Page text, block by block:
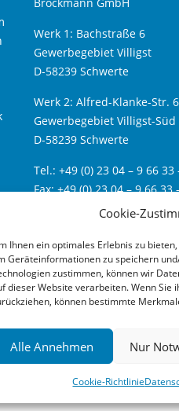
Cookie-
Ihnen ein optimales Erlebnis zu
Geräteinformationen zu speichern
zustimmen, können wir
dieser Website verarbeiten. Wenn
können bestimmte
Alle Annehmen Nur
Cookie-Richtlinie
Werk 1: Bachstraße 6
Gewerbegebiet Villigst
D-58239 Schwerte
Werk 2: Alfred-Klanke-Str. 6
Gewerbegebiet Villigst-Süd
D-58239 Schwerte
Tel.: +49 (0) 23 04 – 9 66 33
Fax: +49 (0) 23 04 – 9 66 33
www.bfs24.de